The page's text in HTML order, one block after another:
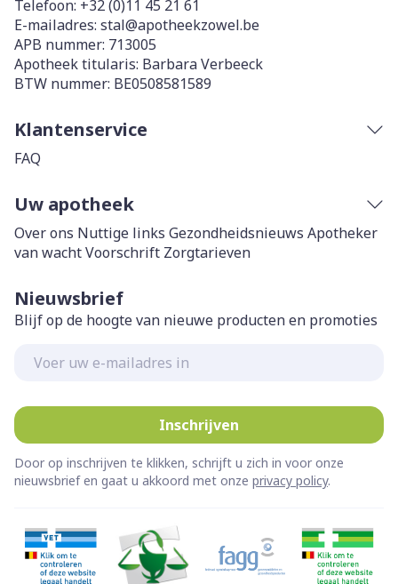
Telefoon: +32 (0)11 45 21 61
E-mailadres: stal@apotheekzowel.be
APB nummer: 713005
Apotheek titularis: Barbara Verbeeck
BTW nummer: BE0508581589
Klantenservice
FAQ
Uw apotheek
Over ons Nuttige links Gezondheidsnieuws Apotheker
van wachtVoorschrift Zorgtarieven
Nieuwsbrief
Blijf op de hoogte van nieuwe producten en promoties
Inschrijven
Door op inschrijven te klikken, schrijft u zich in voor onze
nieuwsbrief en gaat u akkoord met onze privacy policy.